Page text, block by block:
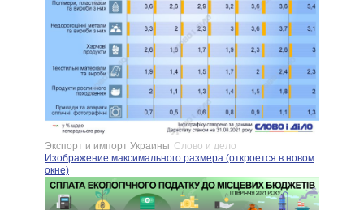
Экспорт и импорт Украины Слово и дело
Изображение максимального размера (откроется в новом
окне)